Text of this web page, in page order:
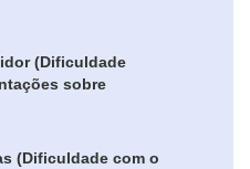
(Dificuldade
sobre
(Dificuldade com o